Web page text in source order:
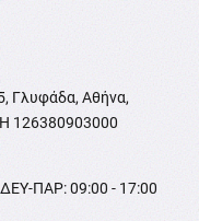
Γλυφάδα, Αθήνα,
126380903000
ΔΕΥ-ΠΑΡ: 09:00 - 17:00